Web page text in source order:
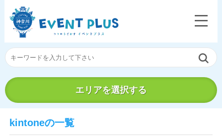
エリアを選択する
kintoneの一覧